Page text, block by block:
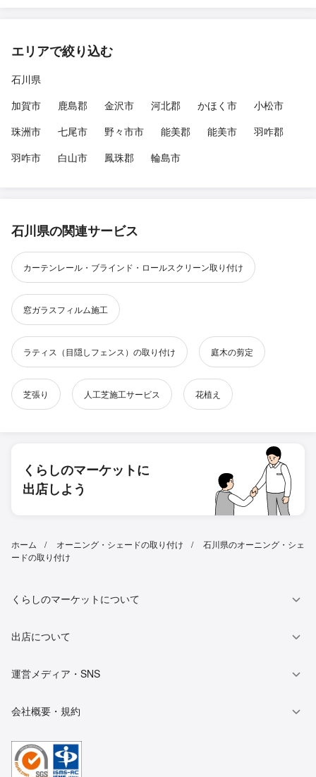
エリアで絞り込む
石川県
加賀市
鹿島郡 金沢市 河北郡 かほく市
小松市
珠洲市
七尾市 野々市市 能美郡 能美市
羽咋郡
羽咋市
白山市 鳳珠郡 輪島市
石川県の関連サービス
カーテンレール・ブラインド・ロールスクリーン取り付け
窓ガラスフィルム施工
ラティス（目隠しフェンス）の取り付け 庭木の剪定
芝張り 人工芝施工サービス 花植え
くらしのマーケットに
出店しよう
ホーム オーニング・シェードの取り付け
石川県のオーニング・シェ
ードの取り付け
くらしのマーケットについて
出店について
運営メディア・SNS
会社概要・規約